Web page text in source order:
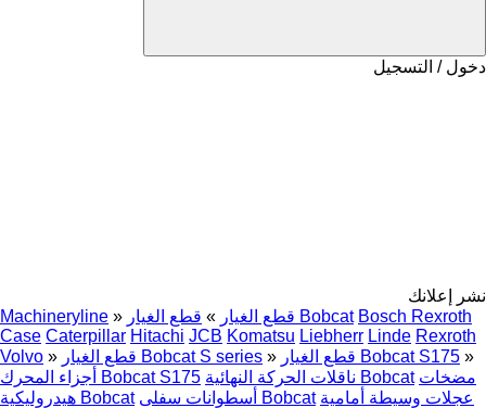
دخول / التسجيل
نشر إعلانك
Machineryline » قطع الغيار » قطع الغيار Bobcat Bosch Rexroth
Case Caterpillar Hitachi JCB Komatsu Liebherr Linde Rexroth
Volvo » قطع الغيار Bobcat S series » قطع الغيار Bobcat S175 »
أجزاء المحرك Bobcat S175
ناقلات الحركة النهائية Bobcat مضخات
هيدروليكية Bobcat
أسطوانات سفلى Bobcat عجلات وسيطة أمامية